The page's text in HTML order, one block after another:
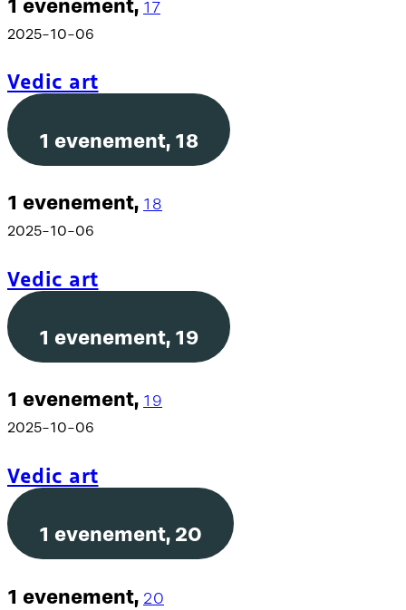
1 evenement, 17
2025-10-06
Vedic art
1 evenement, 18
1 evenement, 18
2025-10-06
Vedic art
1 evenement, 19
1 evenement, 19
2025-10-06
Vedic art
1 evenement, 20
1 evenement, 20